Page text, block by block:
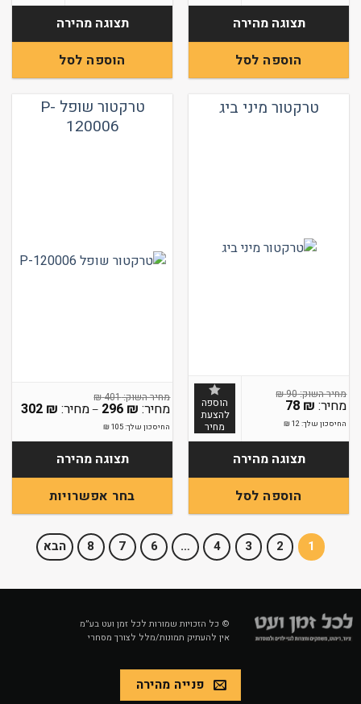
תצוגה מהירה
הוספה לסל
תצוגה מהירה
הוספה לסל
טרקטור מיני ביג
90
₪
78 ₪
החיסכון שלך:12
₪
הוספה
להצעת
מחיר
תצוגה מהירה
הוספה לסל
טרקטור שופל P-
120006
401
₪
296 ₪
–
302 ₪ טווח
עד
החיסכון שלך:105
₪
תצוגה מהירה
בחר אפשרויות
זה
יש
סוגים.
לבחור
את
בעמוד
המוצר
1
2
3
4
…
6
7
8 הבא
© כל הזכויות שמורות לכל זמן ועט בע״מ
אין להעתיק תמונות/מלל לצורך מסחרי
פנייה מהירה